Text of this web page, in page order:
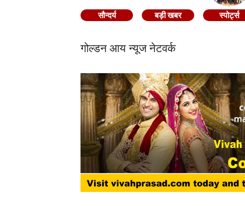
सौन्दर्य बड़ी खबर स्पोर्ट्स
गोल्डन आय न्यूज नेटवर्क